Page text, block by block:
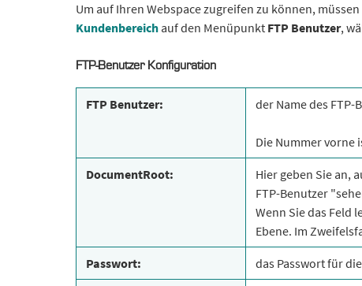
Um auf Ihren Webspace zugreifen zu können,
Kundenbereichauf den Menüpunkt FTP Benutzer,
FTP-Benutzer Konfiguration
FTP Benutzer: der Name des FTP-
Die Nummer vorne
DocumentRoot:
Hier geben Sie an,
FTP-Benutzer
Wenn Sie das Feld
Ebene. Im
Passwort: das Passwort für